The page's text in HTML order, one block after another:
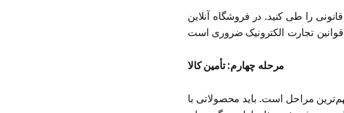
را طی کنید. در فروشگاه آنلاین
مرحله چهارم: تأمین کالا
مراحل است. باید محصولاتی با